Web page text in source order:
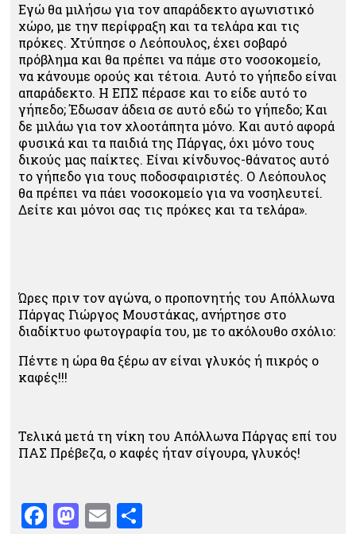
Εγώ θα μιλήσω για τον απαράδεκτο αγωνιστικό
χώρο, με την περίφραξη και τα τελάρα και τις
πρόκες. Χτύπησε ο Λεόπουλος, έχει σοβαρό
πρόβλημα και θα πρέπει να πάμε στο νοσοκομείο,
να κάνουμε ορούς και τέτοια. Αυτό το γήπεδο είναι
απαράδεκτο. Η ΕΠΣ πέρασε και το είδε αυτό το
γήπεδο; Έδωσαν άδεια σε αυτό εδώ το γήπεδο; Και
δε μιλάω για τον χλοοτάπητα μόνο. Και αυτό αφορά
φυσικά και τα παιδιά της Πάργας, όχι μόνο τους
δικούς μας παίκτες. Είναι κίνδυνος-θάνατος αυτό
το γήπεδο για τους ποδοσφαιριστές. Ο Λεόπουλος
θα πρέπει να πάει νοσοκομείο για να νοσηλευτεί.
Δείτε και μόνοι σας τις πρόκες και τα τελάρα».
Ώρες πριν τον αγώνα, ο προπονητής του Απόλλωνα
Πάργας Γιώργος Μουστάκας, ανήρτησε στο
διαδίκτυο φωτογραφία του, με το ακόλουθο σχόλιο:
Πέντε η ώρα θα ξέρω αν είναι γλυκός ή πικρός ο
καφές!!!
Τελικά μετά τη νίκη του Απόλλωνα Πάργας επί του
ΠΑΣ Πρέβεζα, ο καφές ήταν σίγουρα, γλυκός!
Facebook
Mastodon
Email